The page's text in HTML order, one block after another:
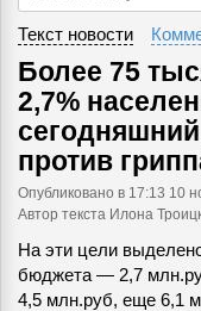
Текст новости
Более 75
2,7%
против
Опубликовано в 17:13 10
Автор текста Илона
На эти цели
бюджета — 2,7
4,5 млн.руб, еще 6,1